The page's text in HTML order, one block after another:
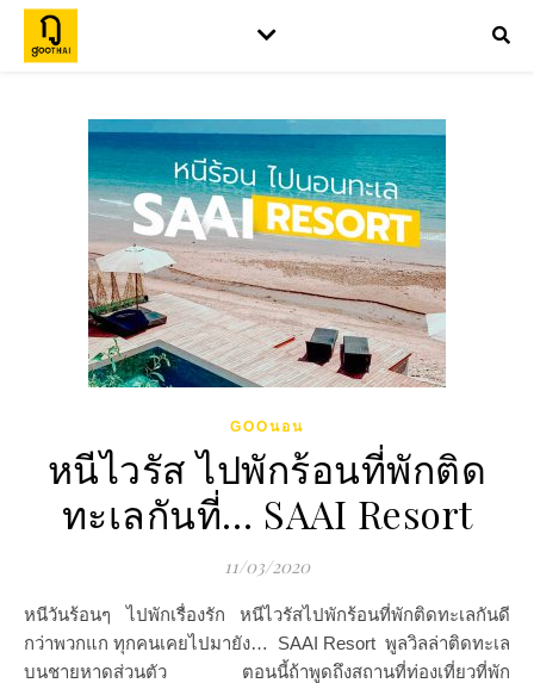
GOOนอน
หนีไวรัส ไปพักร้อนที่พักติด
ทะเลกันที่… SAAI Resort
11/03/2020
หนีวันร้อนๆ ไปพักเรื่องรัก หนีไวรัสไปพักร้อนที่พักติดทะเลกันดี
กว่าพวกแก ทุกคนเคยไปมายัง… SAAI Resort พูลวิลล่าติดทะเล
บนชายหาดส่วนตัว ตอนนี้ถ้าพูดถึงสถานที่ท่องเที่ยวที่พัก